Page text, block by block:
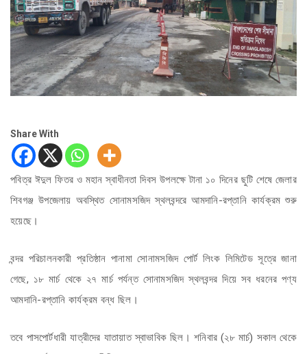
Share With
পবিত্র ঈদুল ফিতর ও মহান স্বাধীনতা দিবস উপলক্ষে টানা ১০ দিনের ছুটি শেষে জেলার
শিবগঞ্জ উপজেলায় অবস্থিত সোনামসজিদ স্থলবন্দরে আমদানি-রপ্তানি কার্যক্রম শুরু
হয়েছে।
বন্দর পরিচালনকারী প্রতিষ্ঠান পানামা সোনামসজিদ পোর্ট লিংক লিমিটেড সূত্রে জানা
গেছে, ১৮ মার্চ থেকে ২৭ মার্চ পর্যন্ত সোনামসজিদ স্থলবন্দর দিয়ে সব ধরনের পণ্য
আমদানি-রপ্তানি কার্যক্রম বন্ধ ছিল।
তবে পাসপোর্টধারী যাত্রীদের যাতায়াত স্বাভাবিক ছিল। শনিবার (২৮ মার্চ) সকাল থেকে